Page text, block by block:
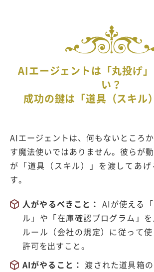
AIエージェントは「丸投げ
い？
成功の鍵は「道具（スキル
AIエージェントは、何もないところ
す魔法使いではありません。彼らが
が「道具（スキル）」を渡してあげ
す。
人がやるべきこと： AIが使える
ル」や「在庫確認プログラム」
ルール（会社の規定）に従って
許可を出すこと。
AIがやること： 渡された道具箱